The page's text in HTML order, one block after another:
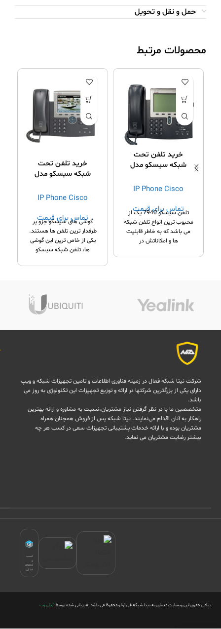
حمل و نقل و تحویل
محصولات مرتبط
خرید تلفن تحت
شبکه سیسکو مدل
IP Phone Cisco
تماس برای قیمت
تلفن سیسکو 7940 یک از
محبوب ترین انواع تلفن شبکه
می باشد که به خاطر قابلیت
ها و امکاناتش در
خرید تلفن تحت
شبکه سیسکو مدل
IP Phone Cisco
تماس برای قیمت
گوشی های سیسکو جزو پر
طرفدار ترین تلفن ها هستند.
یکی از خاص ترین این گوشی
ها، تلفن شبکه سیسکو
شرکت نیتا شبکه فعال در زمینه فناوری اطلاعات و تامین تجهیزات شبکه و ویپ
دارای یکی از بزرگترین شرکتها در ارائه و توزیع تجهیزات این تکنولوژی به روز می
باشد.
متخصصین ما با در نظر گرفتن نیاز مشتریان،نسبت به مشاوره و ارائه بهترین
راهکار به آنان اقدام می‌نمایند. نیتا شبکه پس از فروش همچنان همراه
مشتریان بوده و با ارائه خدمات پشتیبانی تجهیزات سعی در کسب هر چه
بیشتر رضایت مشتریان می نماید.
کسب
و
کارهای
مجازی
تمامی حقوق این وبسایت متعلق به نیتا شبکه فن آوا و محفوظ می باشد. میزبانی شده توسطآریان وب